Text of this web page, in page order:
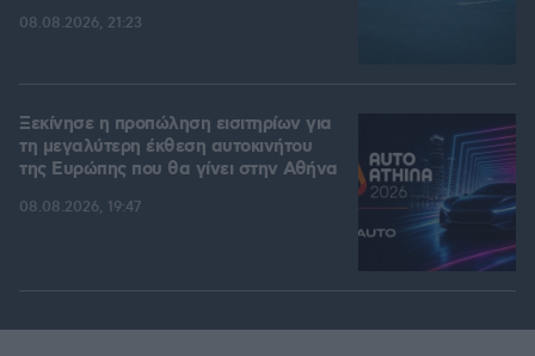
08.08.2026, 21:23
Ξεκίνησε η προπώληση εισιτηρίων για
τη μεγαλύτερη έκθεση αυτοκινήτου
της Ευρώπης που θα γίνει στην Αθήνα
08.08.2026, 19:47